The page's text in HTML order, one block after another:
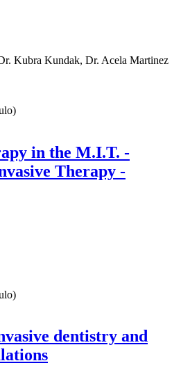
Kubra Kundak, Dr. Acela Martinez
in the M.I.T. -
Therapy -
dentistry and